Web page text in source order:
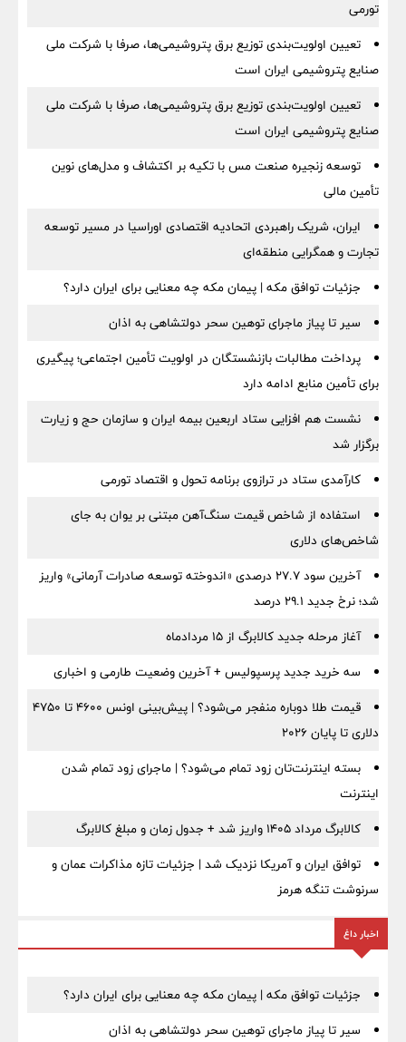
تورمی
تعیین اولویت‌بندی توزیع برق پتروشیمی‌ها، صرفا با شرکت ملی
صنایع پتروشیمی ایران است
تعیین اولویت‌بندی توزیع برق پتروشیمی‌ها، صرفا با شرکت ملی
صنایع پتروشیمی ایران است
توسعه زنجیره صنعت مس با تکیه بر اکتشاف و مدل‌های نوین
تأمین مالی
ایران، شریک راهبردی اتحادیه اقتصادی اوراسیا در مسیر توسعه
تجارت و همگرایی منطقه‌ای
جزئیات توافق مکه | پیمان مکه چه معنایی برای ایران دارد؟
سیر تا پیاز ماجرای توهین سحر دولتشاهی به اذان
پرداخت مطالبات بازنشستگان در اولویت تأمین اجتماعی؛ پیگیری
برای تأمین منابع ادامه دارد
نشست هم افزایی ستاد اربعین بیمه ایران و سازمان حج و زیارت
برگزار شد
کارآمدی ستاد در ترازوی برنامه تحول و اقتصاد تورمی
استفاده از شاخص قیمت سنگ‌آهن مبتنی بر یوان به جای
شاخص‌های دلاری
آخرین سود ۲۷.۷ درصدی «اندوخته توسعه صادرات آرمانی» واریز
شد؛ نرخ جدید ۲۹.۱ درصد
آغاز مرحله جدید کالابرگ از ۱۵ مردادماه
سه خرید جدید پرسپولیس + آخرین وضعیت طارمی و اخباری
قیمت طلا دوباره منفجر می‌شود؟ | پیش‌بینی اونس ۴۶۰۰ تا ۴۷۵۰
دلاری تا پایان ۲۰۲۶
بسته اینترنت‌تان زود تمام می‌شود؟ | ماجرای زود تمام شدن
اینترنت
کالابرگ مرداد ۱۴۰۵ واریز شد + جدول زمان و مبلغ کالابرگ
توافق ایران و آمریکا نزدیک شد | جزئیات تازه مذاکرات عمان و
سرنوشت تنگه هرمز
اخبار داغ
جزئیات توافق مکه | پیمان مکه چه معنایی برای ایران دارد؟
سیر تا پیاز ماجرای توهین سحر دولتشاهی به اذان